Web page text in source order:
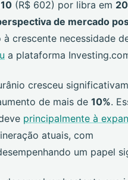
(R$ 602) por libra em
de mercado
à crescente necessidade
a plataforma
cresceu
de mais de 10%.
principalmente à
atuais, com
um papel